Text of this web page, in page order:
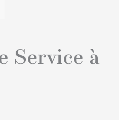
Service à